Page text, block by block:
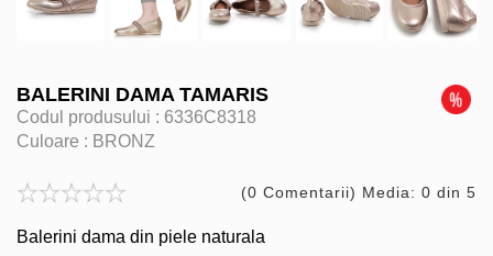
BALERINI DAMA TAMARIS
Codul produsului : 6336C8318
Culoare : BRONZ
(0 Comentarii) Media: 0 din 5
Balerini dama din piele naturala